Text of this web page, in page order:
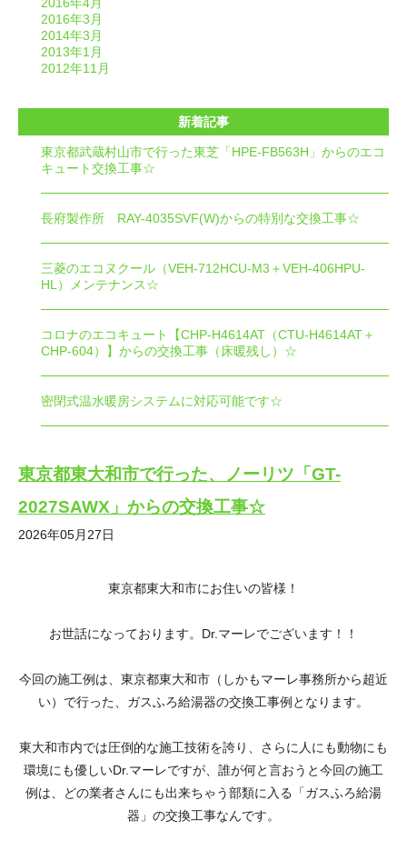
2016年3月
2014年3月
2013年1月
2012年11月
新着記事
東京都武蔵村山市で行った東芝「HPE-FB563H」からのエコ
キュート交換工事☆
長府製作所 RAY-4035SVF(W)からの特別な交換工事☆
三菱のエコヌクール（VEH-712HCU-M3＋VEH-406HPU-
HL）メンテナンス☆
コロナのエコキュート【CHP-H4614AT（CTU-H4614AT＋
CHP-604）】からの交換工事（床暖残し）☆
密閉式温水暖房システムに対応可能です☆
東京都東大和市で行った、ノーリツ「GT-
2027SAWX」からの交換工事☆
2026年05月27日
東京都東大和市にお住いの皆様！
お世話になっております。Dr.マーレでございます！！
今回の施工例は、東京都東大和市（しかもマーレ事務所から超近
い）で行った、ガスふろ給湯器の交換工事例となります。
東大和市内では圧倒的な施工技術を誇り、さらに人にも動物にも
環境にも優しいDr.マーレですが、誰が何と言おうと今回の施工
例は、どの業者さんにも出来ちゃう部類に入る「ガスふろ給湯
器」の交換工事なんです。